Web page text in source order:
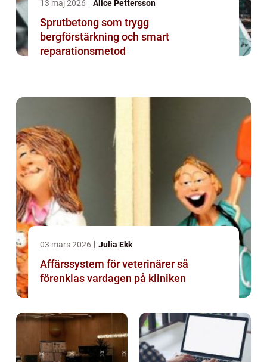
13 maj 2026 Alice Pettersson
Sprutbetong som trygg
bergförstärkning och smart
reparationsmetod
03 mars 2026 Julia Ekk
Affärssystem för veterinärer så
förenklas vardagen på kliniken